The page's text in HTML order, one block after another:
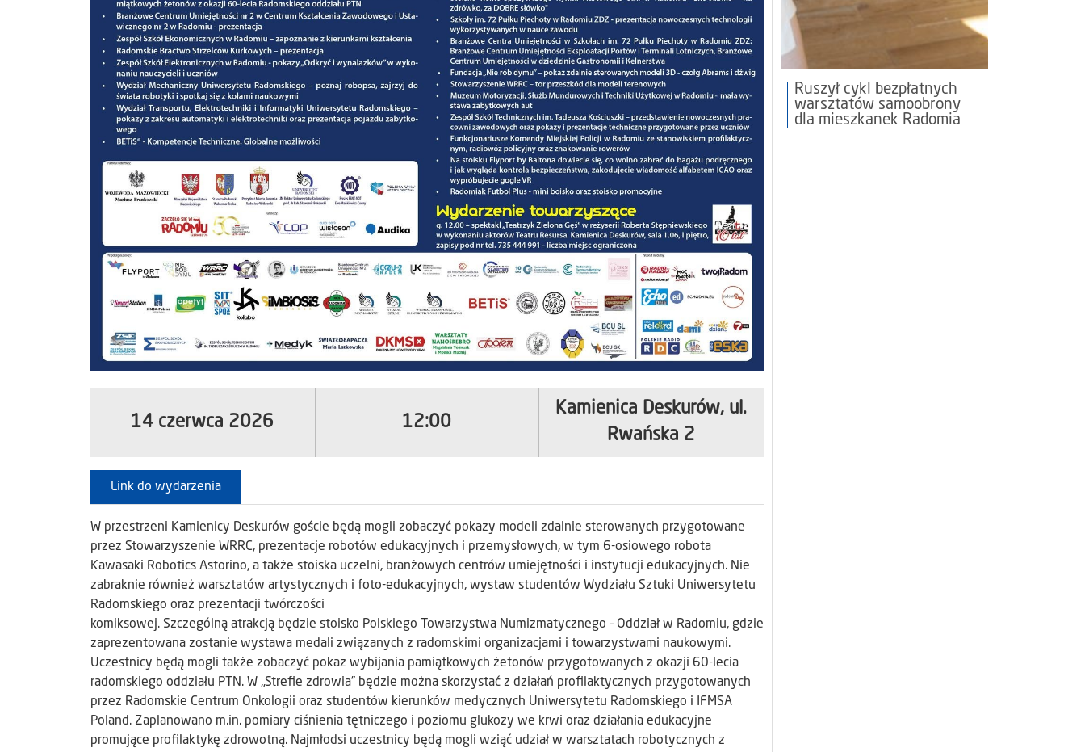
14 czerwca 2026 12:00
Kamienica Deskurów, ul.
Rwańska 2
Link do wydarzenia
W przestrzeni Kamienicy Deskurów goście będą mogli zobaczyć pokazy modeli zdalnie sterowanych przygotowane
przez Stowarzyszenie WRRC, prezentacje robotów edukacyjnych i przemysłowych, w tym 6-osiowego robota
Kawasaki Robotics Astorino, a także stoiska uczelni, branżowych centrów umiejętności i instytucji edukacyjnych. Nie
zabraknie również warsztatów artystycznych i foto-edukacyjnych, wystaw studentów Wydziału Sztuki Uniwersytetu
Radomskiego oraz prezentacji twórczości
komiksowej. Szczególną atrakcją będzie stoisko Polskiego Towarzystwa Numizmatycznego – Oddział w Radomiu, gdzie
zaprezentowana zostanie wystawa medali związanych z radomskimi organizacjami i towarzystwami naukowymi.
Uczestnicy będą mogli także zobaczyć pokaz wybijania pamiątkowych żetonów przygotowanych z okazji 60-lecia
radomskiego oddziału PTN. W „Strefie zdrowia” będzie można skorzystać z działań profilaktycznych przygotowanych
przez Radomskie Centrum Onkologii oraz studentów kierunków medycznych Uniwersytetu Radomskiego i IFMSA
Poland. Zaplanowano m.in. pomiary ciśnienia tętniczego i poziomu glukozy we krwi oraz działania edukacyjne
promujące profilaktykę zdrowotną. Najmłodsi uczestnicy będą mogli wziąć udział w warsztatach robotycznych z
Ruszył cykl bezpłatnych
warsztatów samoobrony
dla mieszkanek Radomia